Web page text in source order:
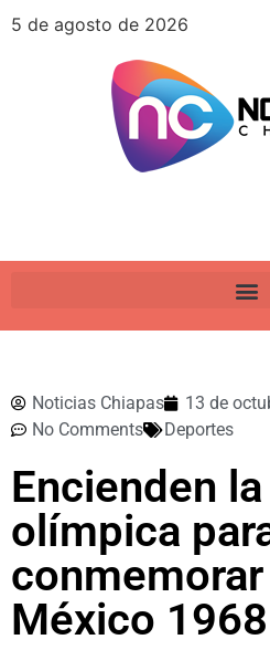
5 de agosto de 2026
Noticias Chiapas
13 de
No Comments
Deportes
Encienden
olímpica
México 1968